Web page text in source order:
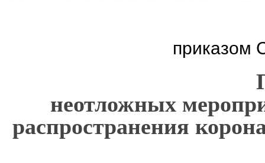
приказом
неотложных
распространения